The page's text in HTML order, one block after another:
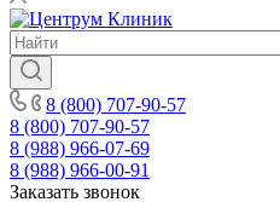
8 (800) 707-90-57
8 (800) 707-90-57
8 (988) 966-07-69
8 (988) 966-00-91
Заказать звонок